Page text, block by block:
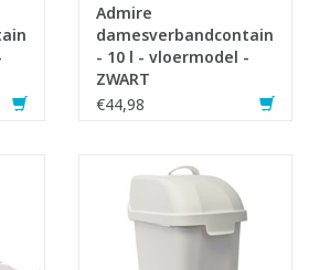
Admire
damesverbandcontainer
- 10 l - vloermodel -
ZWART
€44,98